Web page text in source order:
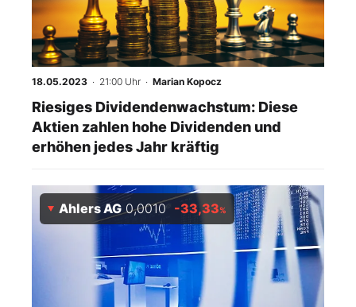
18.05.2023 · 21:00 Uhr · Marian Kopocz
Riesiges Dividendenwachstum: Diese
Aktien zahlen hohe Dividenden und
erhöhen jedes Jahr kräftig
Ahlers AG 0,0010 -33,33%